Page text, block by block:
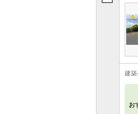
建築
お